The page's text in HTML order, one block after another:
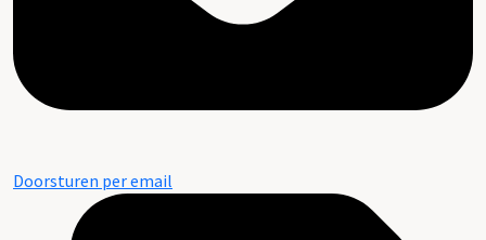
Doorsturen per email